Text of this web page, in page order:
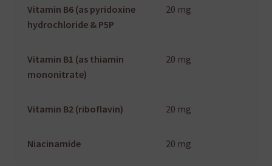
Vitamin B6 (as pyridoxine
hydrochloride & P5P
20 mg
Vitamin B1 (as thiamin
mononitrate)
20 mg
Vitamin B2 (riboflavin) 20 mg
Niacinamide 20 mg